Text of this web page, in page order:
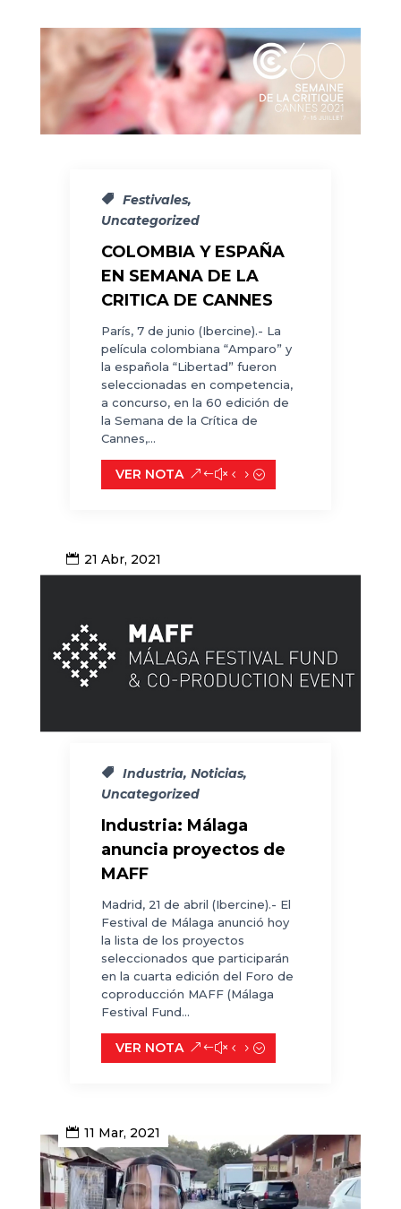
Festivales,
Uncategorized
COLOMBIA Y ESPAÑA
EN SEMANA DE LA
CRITICA DE CANNES
París, 7 de junio (Ibercine).- La
película colombiana “Amparo” y
la española “Libertad” fueron
seleccionadas en competencia,
a concurso, en la 60 edición de
la Semana de la Crítica de
Cannes,...
VER NOTA
21 Abr, 2021
Industria, Noticias,
Uncategorized
Industria: Málaga
anuncia proyectos de
MAFF
Madrid, 21 de abril (Ibercine).- El
Festival de Málaga anunció hoy
la lista de los proyectos
seleccionados que participarán
en la cuarta edición del Foro de
coproducción MAFF (Málaga
Festival Fund...
VER NOTA
11 Mar, 2021